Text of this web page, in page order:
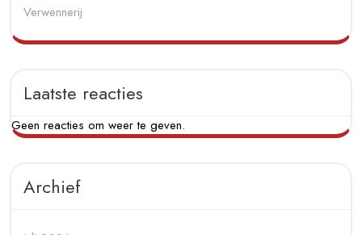
Verwennerij
Laatste reacties
Geen reacties om weer te geven.
Archief